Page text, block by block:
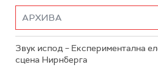
Звук испод – Експериментална
сцена Нирнберга